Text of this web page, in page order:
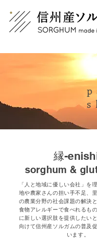
縁-
sorghum &
「人と地域に優しい会社」を
地や農家さんの担い手不足、
の農業分野の社会課題の解決
食物アレルギーで食べれるも
に新しい選択肢を提供したい
向けて信州産ソルガムの普及
います。